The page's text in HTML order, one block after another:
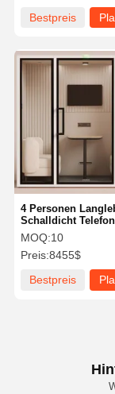
Startseite
Qualitätskont
Rolle
Außenbüro-
Bestpreis
4 Personen
Schalldicht
Schalldichte Arbeit
MOQ:10
Preis:8455$
Bestpreis